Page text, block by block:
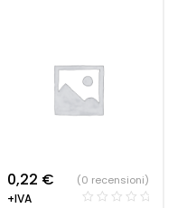
0,22 €
+IVA
(0 recensioni)